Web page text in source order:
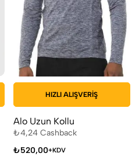
HIZLI ALIŞVERIŞ
Alo Uzun Kollu
₺4,24Cashback
₺520,00+KDV